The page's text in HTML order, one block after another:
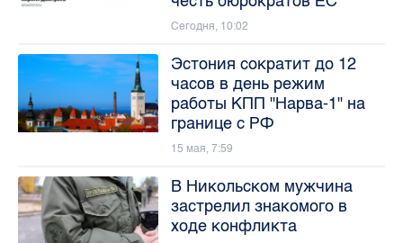
Сегодня, 10:02
Эстония сократит до 12
часов в день режим
работы КПП "Нарва-1" на
границе с РФ
15 мая, 7:59
В Никольском мужчина
застрелил знакомого в
ходе конфликта